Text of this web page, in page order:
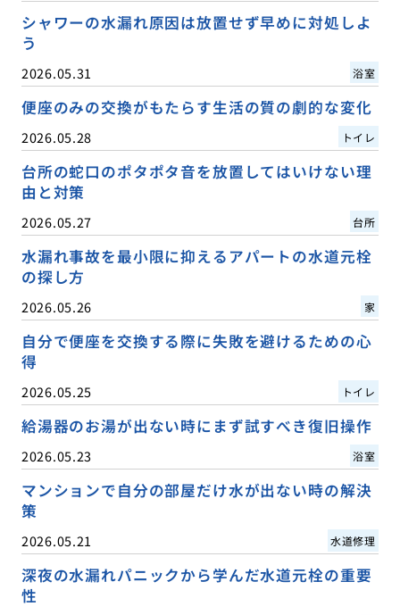
シャワーの水漏れ原因は放置せず早めに対処しよ
う
2026.05.31 浴室
便座のみの交換がもたらす生活の質の劇的な変化
2026.05.28 トイレ
台所の蛇口のポタポタ音を放置してはいけない理
由と対策
2026.05.27 台所
水漏れ事故を最小限に抑えるアパートの水道元栓
の探し方
2026.05.26 家
自分で便座を交換する際に失敗を避けるための心
得
2026.05.25 トイレ
給湯器のお湯が出ない時にまず試すべき復旧操作
2026.05.23 浴室
マンションで自分の部屋だけ水が出ない時の解決
策
2026.05.21 水道修理
深夜の水漏れパニックから学んだ水道元栓の重要
性